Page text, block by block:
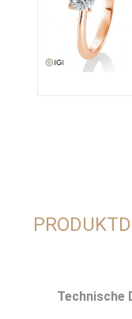
Technische